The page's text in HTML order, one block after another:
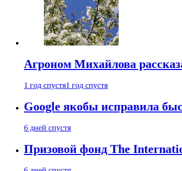
Агроном Михайлова
1 год спустя1 год спустя
Google якобы исправила
6 дней спустя
Призовой фонд The